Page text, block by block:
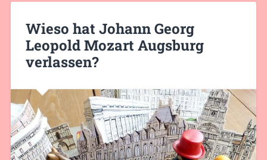
Wieso hat Johann Georg
Leopold Mozart Augsburg
verlassen?